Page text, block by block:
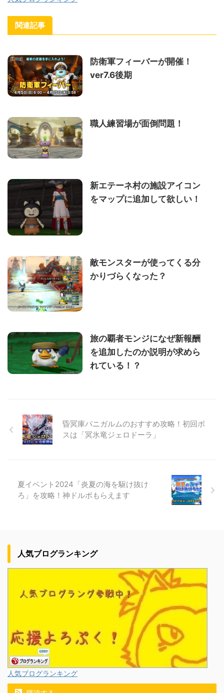
関連記事
防衛軍フィーバーが開催！
ver7.6後期
職人練習場が面倒問題！
新エテーネ村の施設アイコン
をマップに追加して欲しい！
敵モンスターが使ってくる分
かりづらくなった？
旅の覇者モンジになぜ新報酬
を追加したのか説明が求めら
れている！？
昏冥庫パニガルムのおすすめ攻略！初回ボ
スは「冥氷竜ジェロドーラ」
夏イベント2024「炎夏の海を駆け抜け
ろ」を攻略！神ドルボもらえます
人気ブログランキング
人気ブログランキング